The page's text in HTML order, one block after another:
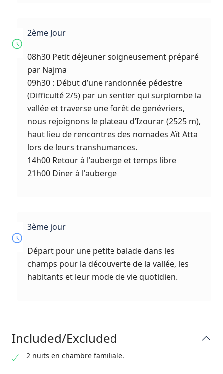
2ème Jour
08h30 Petit déjeuner soigneusement préparé
par Najma
09h30 : Début d’une randonnée pédestre
(Difficulté 2/5) par un sentier qui surplombe la
vallée et traverse une forêt de genévriers,
nous rejoignons le plateau d’Izourar (2525 m),
haut lieu de rencontres des nomades Aït Atta
lors de leurs transhumances.
14h00 Retour à l'auberge et temps libre
21h00 Diner à l'auberge
3ème jour
Départ pour une petite balade dans les
champs pour la découverte de la vallée, les
habitants et leur mode de vie quotidien.
Included/Excluded
2 nuits en chambre familiale.